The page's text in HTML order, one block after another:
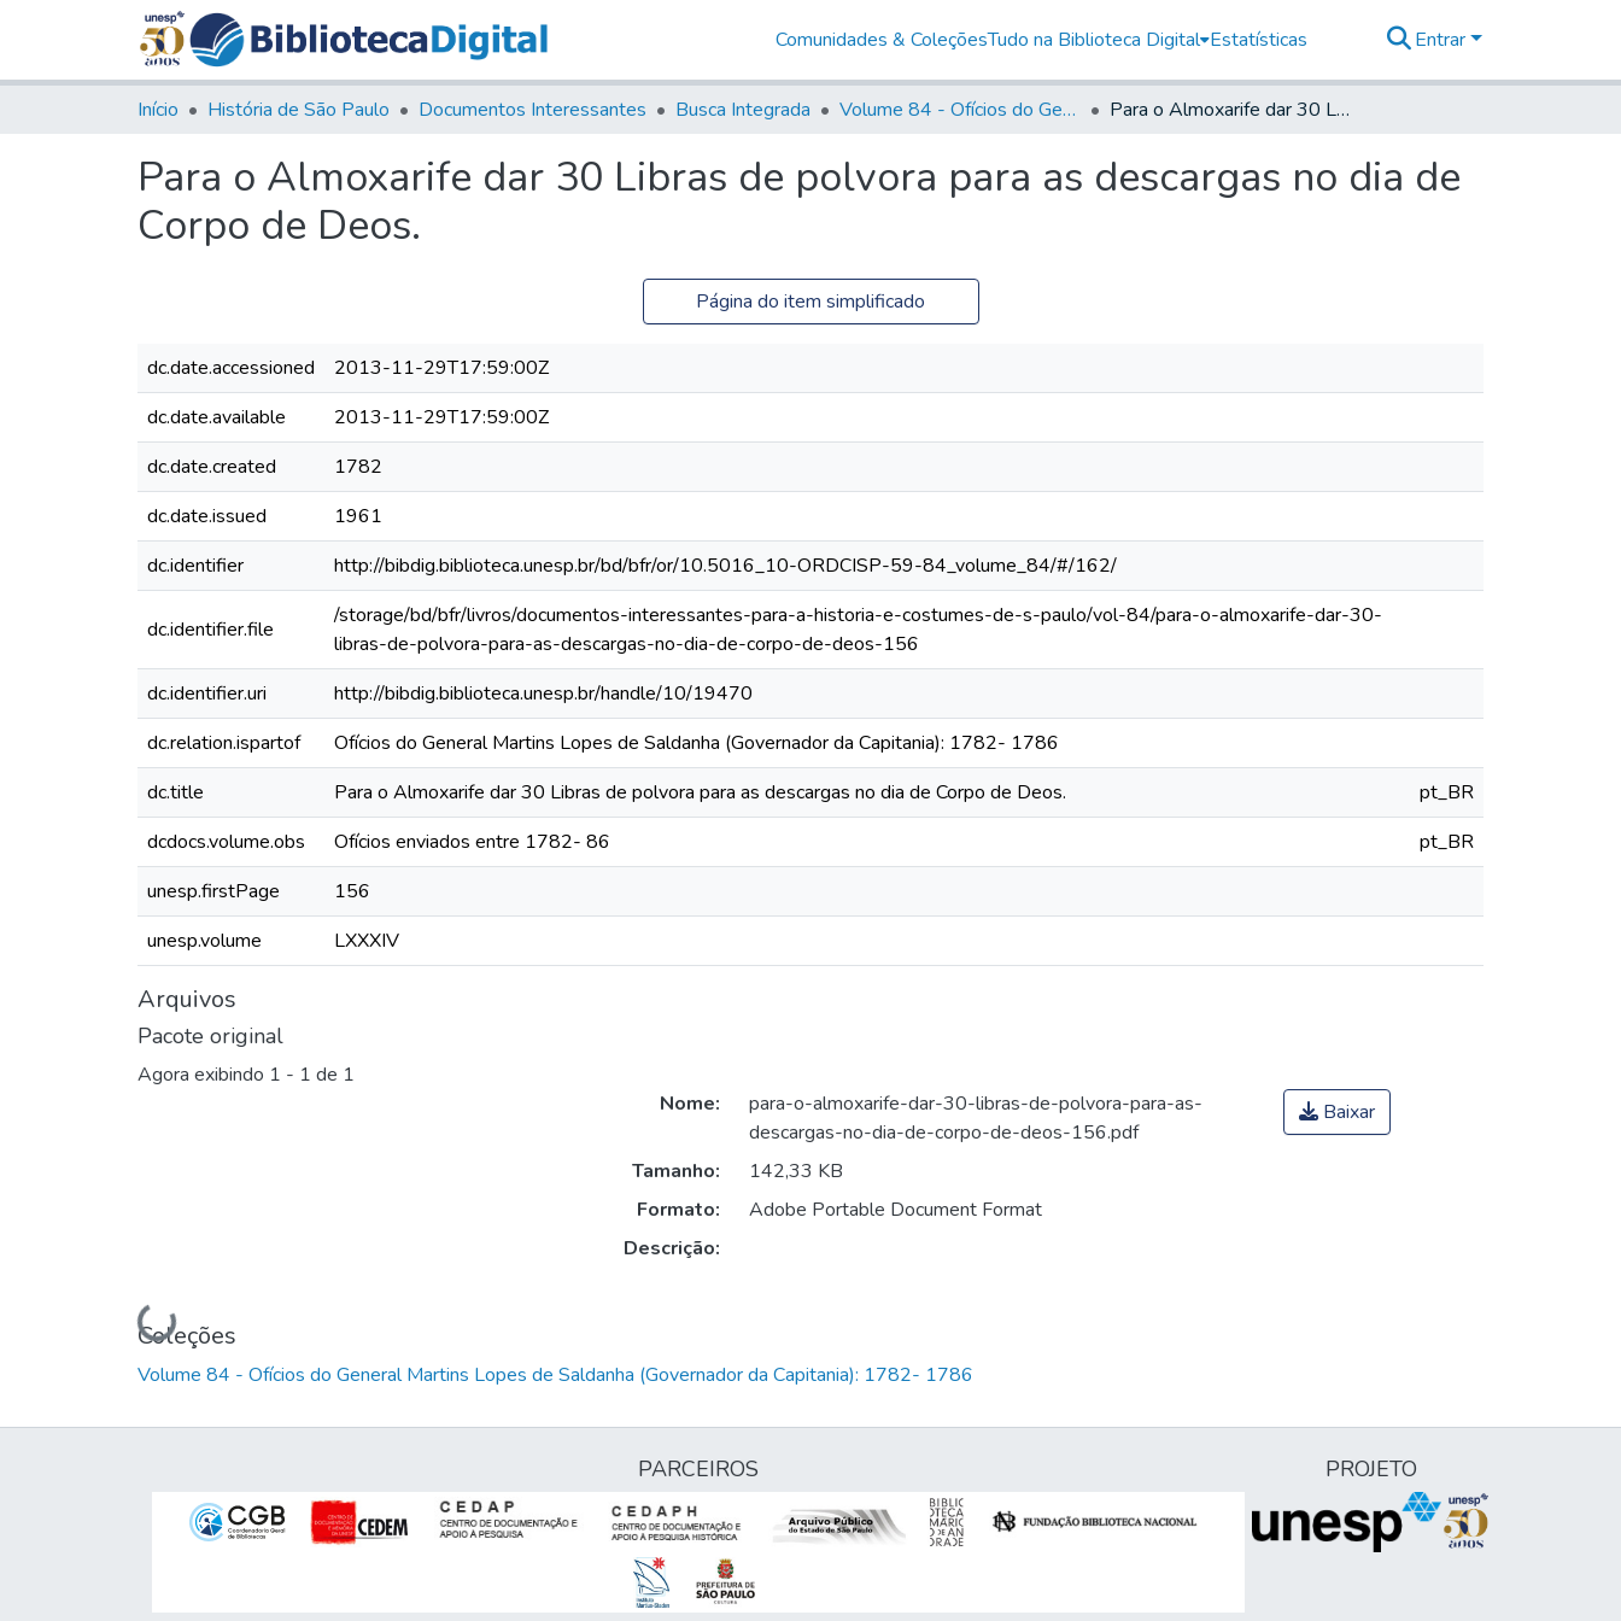
Comunidades & ColeçõesTudo na Biblioteca Digital Estatísticas Entrar
Início História de São Paulo Documentos Interessantes Busca Integrada Volume 84 - Ofícios do General Martins Lopes de Saldanha (Governador da Capitania): 1782- 1786 Para o Almoxarife dar 30 Libras de polvora para as descargas no dia de Corpo de Deos.
Para o Almoxarife dar 30 Libras de polvora para as descargas no dia de
Corpo de Deos.
Página do item simplificado
dc.date.accessioned
2013-11-29T17:59:00Z
dc.date.available
2013-11-29T17:59:00Z
dc.date.created
1782
dc.date.issued
1961
dc.identifier
http://bibdig.biblioteca.unesp.br/bd/bfr/or/10.5016_10-ORDCISP-59-84_volume_84/#/162/
dc.identifier.file
/storage/bd/bfr/livros/documentos-interessantes-para-a-historia-e-costumes-de-s-paulo/vol-84/para-o-almoxarife-dar-30-
libras-de-polvora-para-as-descargas-no-dia-de-corpo-de-deos-156
dc.identifier.uri
http://bibdig.biblioteca.unesp.br/handle/10/19470
dc.relation.ispartof
Ofícios do General Martins Lopes de Saldanha (Governador da Capitania): 1782- 1786
dc.title
Para o Almoxarife dar 30 Libras de polvora para as descargas no dia de Corpo de Deos.
pt_BR
dcdocs.volume.obs
Ofícios enviados entre 1782- 86
pt_BR
unesp.firstPage
156
unesp.volume
LXXXIV
Arquivos
Pacote original
Agora exibindo 1 - 1 de 1
Carregando...
Nome:
para-o-almoxarife-dar-30-libras-de-polvora-para-as-
descargas-no-dia-de-corpo-de-deos-156.pdf
Tamanho:
142,33 KB
Formato:
Adobe Portable Document Format
Descrição:
Baixar
Coleções
Volume 84 - Ofícios do General Martins Lopes de Saldanha (Governador da Capitania): 1782- 1786
PARCEIROS PROJETO